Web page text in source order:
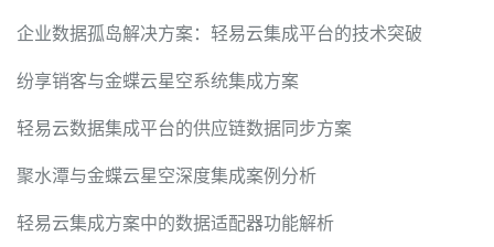
企业数据孤岛解决方案：轻易云集成平台的技术突破
纷享销客与金蝶云星空系统集成方案
轻易云数据集成平台的供应链数据同步方案
聚水潭与金蝶云星空深度集成案例分析
轻易云集成方案中的数据适配器功能解析